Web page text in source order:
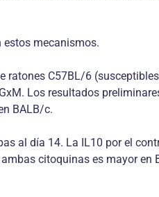
estos mecanismos.
ratones C57BL/6
Los resultados
BALB/c.
al día 14. La IL10 por el
citoquinas es mayor